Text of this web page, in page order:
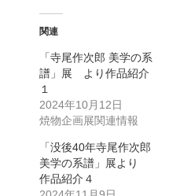
関連
「寺尾作次郎 美学の系
譜」展 より作品紹介
１
2024年10月12日
焼物企画展関連情報
「没後40年寺尾作次郎
美学の系譜」展より
作品紹介４